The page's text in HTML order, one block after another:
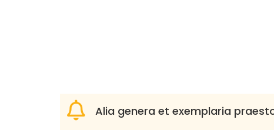
Alia genera et exemplaria